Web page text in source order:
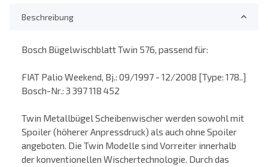
Beschreibung
Bosch Bügelwischblatt Twin 576, passend für:
FIAT Palio Weekend, Bj.: 09/1997 - 12/2008 [Type: 178..]
Bosch-Nr.: 3 397 118 452
Twin Metallbügel Scheibenwischer werden sowohl mit
Spoiler (höherer Anpressdruck) als auch ohne Spoiler
angeboten. Die Twin Modelle sind Vorreiter innerhalb
der konventionellen Wischertechnologie. Durch das